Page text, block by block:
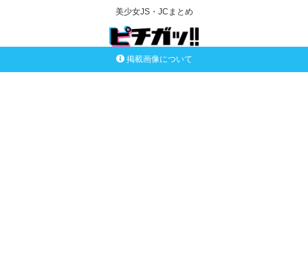
美少女JS・JCまとめ
掲載画像について